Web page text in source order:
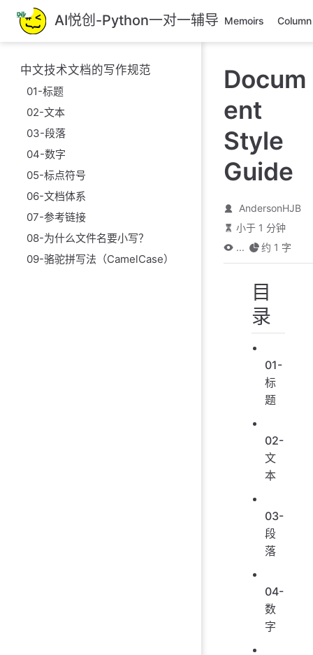
跳
至
主
要
內
AI悦创-Python一对一辅导 Memoirs Column
中文技术文档的写作规范
01-标题
02-文本
03-段落
04-数字
05-标点符号
06-文档体系
07-参考链接
08-为什么文件名要小写？
09-骆驼拼写法（CamelCase）
Docum
ent
Style
Guide
AndersonHJB
小于 1 分钟
...
约 1 字
目
录
01-
标
题
02-
文
本
03-
段
落
04-
数
字